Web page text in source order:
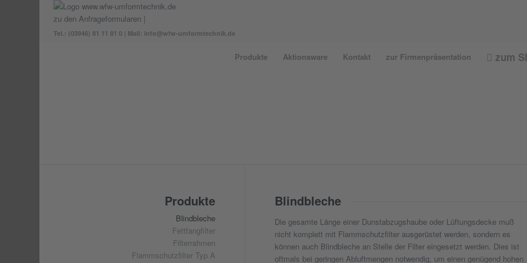
zu den Anfrageformularen |
Tel.: (03946) 81 11 81 0 | Mail: info@wfw-umformtechnik.de
Produkte Aktionsware Kontakt zur Firmenpräsentation zum
Blindbleche
Die gesamte Länge einer Dunstabzugshaube oder Lüftungsdecke muß
nicht komplett mit Flammschutzfilter ausgerüstet werden, sondern es
können auch Blindbleche an Stelle der Filter eingesetzt werden. Dies ist
oftmals bei geringen Abluftmengen notwendig, um einen genügend hohen
Produkte
Blindbleche
Fettfangfilter
Filterrahmen
Flammschutzfilter Typ A